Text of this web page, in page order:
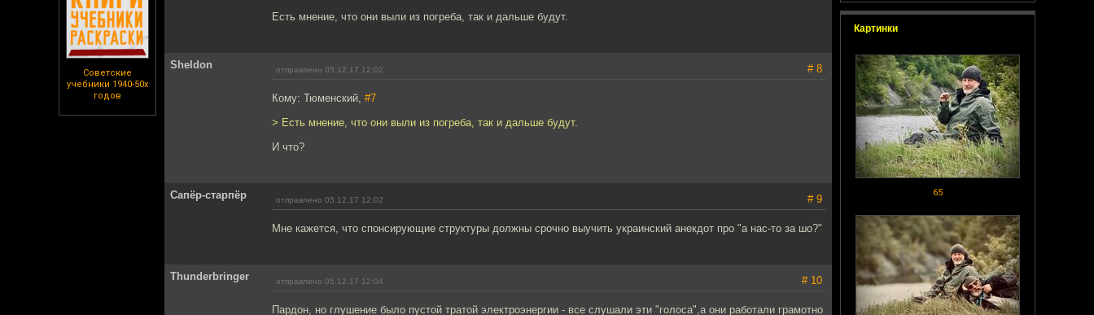
Советские
учебники 1940-50х
годов
Картинки
65
Есть мнение, что они выли из погреба, так и дальше будут.
Sheldon отправлено 05.12.17 12:02 # 8
Кому: Тюменский, #7
> Есть мнение, что они выли из погреба, так и дальше будут.
И что?
Сапёр-старпёр отправлено 05.12.17 12:02 # 9
Мне кажется, что спонсирующие структуры должны срочно выучить украинский анекдот про "а нас-то за шо?"
Thunderbringer отправлено 05.12.17 12:04 # 10
Пардон, но глушение было пустой тратой электроэнергии - все слушали эти "голоса",а они работали грамотно